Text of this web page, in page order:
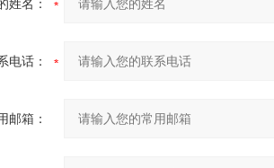
姓名：
电话：
邮箱：